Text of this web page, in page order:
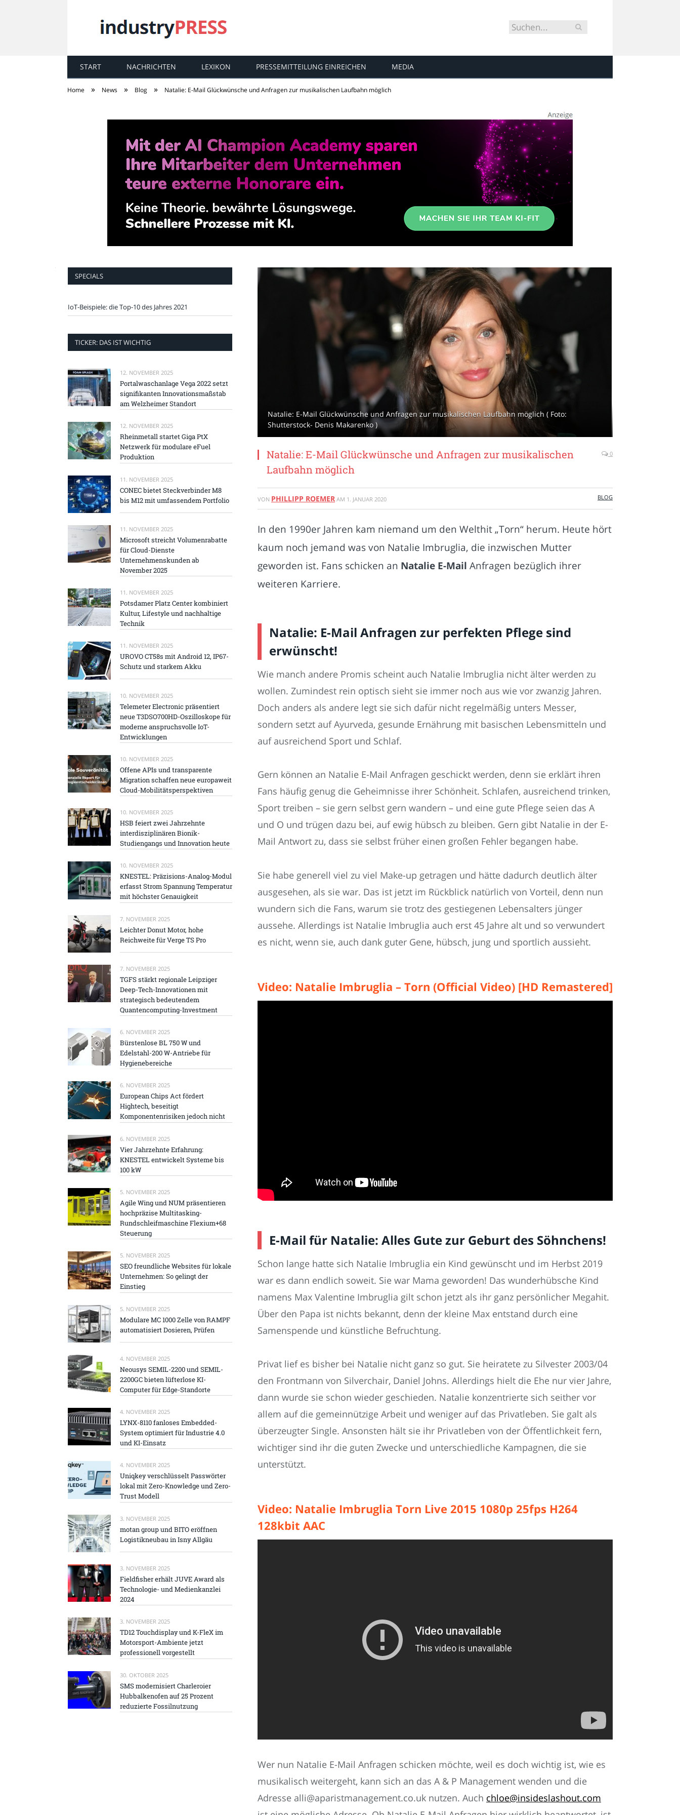
industryPRESS
START NACHRICHTEN LEXIKON PRESSEMITTEILUNG EINREICHEN MEDIA
Home » News » Blog » Natalie: E-Mail Glückwünsche und Anfragen zur musikalischen Laufbahn möglich
Natalie: E-Mail Glückwünsche und Anfragen zur musikalischen Laufbahn möglich ( Foto:
Shutterstock- Denis Makarenko )
Natalie: E-Mail Glückwünsche und Anfragen zur musikalischen
Laufbahn möglich
0
VON PHILLIPP ROEMER AM 1. JANUAR 2020 BLOG
In den 1990er Jahren kam niemand um den Welthit „Torn“ herum. Heute hört
kaum noch jemand was von Natalie Imbruglia, die inzwischen Mutter
geworden ist. Fans schicken an Natalie E-Mail Anfragen bezüglich ihrer
weiteren Karriere.
Natalie: E-Mail Anfragen zur perfekten Pflege sind
erwünscht!
Wie manch andere Promis scheint auch Natalie Imbruglia nicht älter werden zu
wollen. Zumindest rein optisch sieht sie immer noch aus wie vor zwanzig Jahren.
Doch anders als andere legt sie sich dafür nicht regelmäßig unters Messer,
sondern setzt auf Ayurveda, gesunde Ernährung mit basischen Lebensmitteln und
auf ausreichend Sport und Schlaf.
Gern können an Natalie E-Mail Anfragen geschickt werden, denn sie erklärt ihren
Fans häufig genug die Geheimnisse ihrer Schönheit. Schlafen, ausreichend trinken,
Sport treiben – sie gern selbst gern wandern – und eine gute Pflege seien das A
und O und trügen dazu bei, auf ewig hübsch zu bleiben. Gern gibt Natalie in der E-
Mail Antwort zu, dass sie selbst früher einen großen Fehler begangen habe.
Sie habe generell viel zu viel Make-up getragen und hätte dadurch deutlich älter
ausgesehen, als sie war. Das ist jetzt im Rückblick natürlich von Vorteil, denn nun
wundern sich die Fans, warum sie trotz des gestiegenen Lebensalters jünger
aussehe. Allerdings ist Natalie Imbruglia auch erst 45 Jahre alt und so verwundert
es nicht, wenn sie, auch dank guter Gene, hübsch, jung und sportlich aussieht.
Video: Natalie Imbruglia – Torn (Official Video) [HD Remastered]
E-Mail für Natalie: Alles Gute zur Geburt des Söhnchens!
Schon lange hatte sich Natalie Imbruglia ein Kind gewünscht und im Herbst 2019
war es dann endlich soweit. Sie war Mama geworden! Das wunderhübsche Kind
namens Max Valentine Imbruglia gilt schon jetzt als ihr ganz persönlicher Megahit.
Über den Papa ist nichts bekannt, denn der kleine Max entstand durch eine
Samenspende und künstliche Befruchtung.
Privat lief es bisher bei Natalie nicht ganz so gut. Sie heiratete zu Silvester 2003/04
den Frontmann von Silverchair, Daniel Johns. Allerdings hielt die Ehe nur vier Jahre,
dann wurde sie schon wieder geschieden. Natalie konzentrierte sich seither vor
allem auf die gemeinnützige Arbeit und weniger auf das Privatleben. Sie galt als
überzeugter Single. Ansonsten hält sie ihr Privatleben von der Öffentlichkeit fern,
wichtiger sind ihr die guten Zwecke und unterschiedliche Kampagnen, die sie
unterstützt.
Video: Natalie Imbruglia Torn Live 2015 1080p 25fps H264
128kbit AAC
Wer nun Natalie E-Mail Anfragen schicken möchte, weil es doch wichtig ist, wie es
musikalisch weitergeht, kann sich an das A & P Management wenden und die
Adresse alli@aparistmanagement.co.uk nutzen. Auch chloe@insideslashout.com
SPECIALS
IoT-Beispiele: die Top-10 des Jahres 2021
TICKER: DAS IST WICHTIG
12. NOVEMBER 2025
Portalwaschanlage Vega 2022 setzt
signifikanten Innovationsmaßstab
am Welzheimer Standort
12. NOVEMBER 2025
Rheinmetall startet Giga PtX
Netzwerk für modulare eFuel
Produktion
11. NOVEMBER 2025
CONEC bietet Steckverbinder M8
bis M12 mit umfassendem Portfolio
11. NOVEMBER 2025
Microsoft streicht Volumenrabatte
für Cloud-Dienste
Unternehmenskunden ab
November 2025
11. NOVEMBER 2025
Potsdamer Platz Center kombiniert
Kultur, Lifestyle und nachhaltige
Technik
11. NOVEMBER 2025
UROVO CT58s mit Android 12, IP67-
Schutz und starkem Akku
10. NOVEMBER 2025
Telemeter Electronic präsentiert
neue T3DSO700HD-Oszilloskope für
moderne anspruchsvolle IoT-
Entwicklungen
10. NOVEMBER 2025
Offene APIs und transparente
Migration schaffen neue europaweit
Cloud-Mobilitätsperspektiven
10. NOVEMBER 2025
HSB feiert zwei Jahrzehnte
interdisziplinären Bionik-
Studiengangs und Innovation heute
10. NOVEMBER 2025
KNESTEL: Präzisions-Analog-Modul
erfasst Strom Spannung Temperatur
mit höchster Genauigkeit
7. NOVEMBER 2025
Leichter Donut Motor, hohe
Reichweite für Verge TS Pro
7. NOVEMBER 2025
TGFS stärkt regionale Leipziger
Deep-Tech-Innovationen mit
strategisch bedeutendem
Quantencomputing-Investment
6. NOVEMBER 2025
Bürstenlose BL 750 W und
Edelstahl-200 W-Antriebe für
Hygienebereiche
6. NOVEMBER 2025
European Chips Act fördert
Hightech, beseitigt
Komponentenrisiken jedoch nicht
6. NOVEMBER 2025
Vier Jahrzehnte Erfahrung:
KNESTEL entwickelt Systeme bis
100 kW
5. NOVEMBER 2025
Agile Wing und NUM präsentieren
hochpräzise Multitasking-
Rundschleifmaschine Flexium+68
Steuerung
5. NOVEMBER 2025
SEO freundliche Websites für lokale
Unternehmen: So gelingt der
Einstieg
5. NOVEMBER 2025
Modulare MC 1000 Zelle von RAMPF
automatisiert Dosieren, Prüfen
4. NOVEMBER 2025
Neousys SEMIL-2200 und SEMIL-
2200GC bieten lüfterlose KI-
Computer für Edge-Standorte
4. NOVEMBER 2025
LYNX-8110 fanloses Embedded-
System optimiert für Industrie 4.0
und KI-Einsatz
4. NOVEMBER 2025
Uniqkey verschlüsselt Passwörter
lokal mit Zero-Knowledge und Zero-
Trust Modell
3. NOVEMBER 2025
motan group und BITO eröffnen
Logistikneubau in Isny Allgäu
3. NOVEMBER 2025
Fieldfisher erhält JUVE Award als
Technologie- und Medienkanzlei
2024
3. NOVEMBER 2025
TD12 Touchdisplay und K-FleX im
Motorsport-Ambiente jetzt
professionell vorgestellt
30. OKTOBER 2025
SMS modernisiert Charleroier
Hubbalkenofen auf 25 Prozent
reduzierte Fossilnutzung